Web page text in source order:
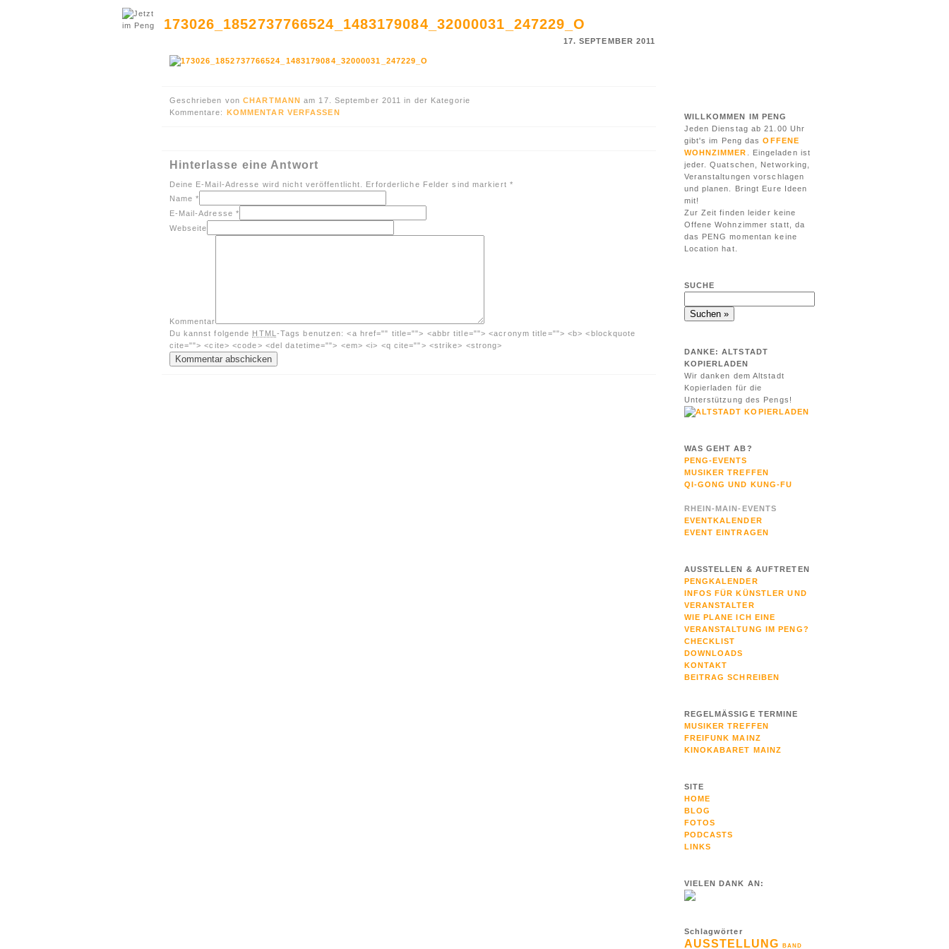
173026_1852737766524_1483179084_32000031_247229_O
17. SEPTEMBER 2011
Geschrieben vonCHARTMANNam 17. September 2011 in der Kategorie
Kommentare: KOMMENTAR VERFASSEN
Hinterlasse eine Antwort
Deine E-Mail-Adresse wird nicht veröffentlicht. Erforderliche Felder sind markiert *
Name *
E-Mail-Adresse *
Webseite
Kommentar
Du kannst folgende HTML -Tags benutzen:<a href="" title=""> <abbr title=""> <acronym title=""> <b> <blockquote
cite=""> <cite> <code> <del datetime=""> <em> <i> <q cite=""> <strike> <strong>
WILLKOMMEN IM PENG
Jeden Dienstag ab 21.00 Uhr
gibt's im Peng dasOFFENE
WOHNZIMMER
. Eingeladen ist
jeder. Quatschen, Networking,
Veranstaltungen vorschlagen
und planen. Bringt Eure Ideen
mit!
Zur Zeit finden leider keine
Offene Wohnzimmer statt, da
das PENG momentan keine
Location hat.
SUCHE
DANKE: ALTSTADT
KOPIERLADEN
Wir danken dem Altstadt
Kopierladen für die
Unterstützung des Pengs!
WAS GEHT AB?
PENG-EVENTS
MUSIKER TREFFEN
QI-GONG UND KUNG-FU
RHEIN-MAIN-EVENTS
EVENTKALENDER
EVENT EINTRAGEN
AUSSTELLEN & AUFTRETEN
PENGKALENDER
INFOS FÜR KÜNSTLER UND
VERANSTALTER
WIE PLANE ICH EINE
VERANSTALTUNG IM PENG?
CHECKLIST
DOWNLOADS
KONTAKT
BEITRAG SCHREIBEN
REGELMÄSSIGE TERMINE
MUSIKER TREFFEN
FREIFUNK MAINZ
KINOKABARET MAINZ
SITE
HOME
BLOG
FOTOS
PODCASTS
LINKS
VIELEN DANK AN:
Schlagwörter
AUSSTELLUNG BAND